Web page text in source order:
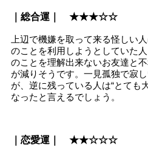
｜総合運｜ ★★★☆☆
上辺で機嫌を取って来る怪しい
のことを利用しようとしていた
のことを理解出来ないお友達と
が減りそうです。一見孤独で寂
が、逆に残っている人は“とても
なったと言えるでしょう。
｜恋愛運｜ ★★☆☆☆